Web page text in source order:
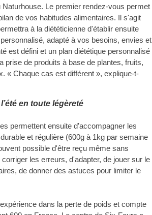
Le premier rendez-vous permet
de vos habitudes alimentaires. Il s'agit
à la diététicienne d'établir ensuite
adapté à vos besoins, envies et
est défini et un plan diététique personnalisé
prise de produits à base de plantes, fruits,
« Chaque cas est différent », explique-t-
en toute légèreté
permettent ensuite d’accompagner les
et régulière (600g à 1kg par semaine
possible d'être reçu même sans
les erreurs, d'adapter, de jouer sur le
de donner des astuces pour limiter le
dans la perte de poids et compte